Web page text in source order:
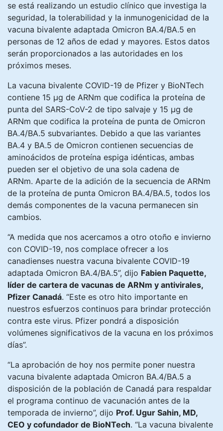
se está realizando un estudio clínico que investiga la
seguridad, la tolerabilidad y la inmunogenicidad de la
vacuna bivalente adaptada Omicron BA.4/BA.5 en
personas de 12 años de edad y mayores. Estos datos
serán proporcionados a las autoridades en los
próximos meses.
La vacuna bivalente COVID-19 de Pfizer y BioNTech
contiene 15 μg de ARNm que codifica la proteína de
punta del SARS-CoV-2 de tipo salvaje y 15 μg de
ARNm que codifica la proteína de punta de Omicron
BA.4/BA.5 subvariantes. Debido a que las variantes
BA.4 y BA.5 de Omicron contienen secuencias de
aminoácidos de proteína espiga idénticas, ambas
pueden ser el objetivo de una sola cadena de
ARNm. Aparte de la adición de la secuencia de ARNm
de la proteína de punta Omicron BA.4/BA.5, todos los
demás componentes de la vacuna permanecen sin
cambios.
“A medida que nos acercamos a otro otoño e invierno
con COVID-19, nos complace ofrecer a los
canadienses nuestra vacuna bivalente COVID-19
adaptada Omicron BA.4/BA.5”, dijo Fabien Paquette,
líder de cartera de vacunas de ARNm y antivirales,
Pfizer Canadá. “Este es otro hito importante en
nuestros esfuerzos continuos para brindar protección
contra este virus. Pfizer pondrá a disposición
volúmenes significativos de la vacuna en los próximos
días”.
“La aprobación de hoy nos permite poner nuestra
vacuna bivalente adaptada Omicron BA.4/BA.5 a
disposición de la población de Canadá para respaldar
el programa continuo de vacunación antes de la
temporada de invierno”, dijo Prof. Ugur Sahin, MD,
CEO y cofundador de BioNTech. “La vacuna bivalente